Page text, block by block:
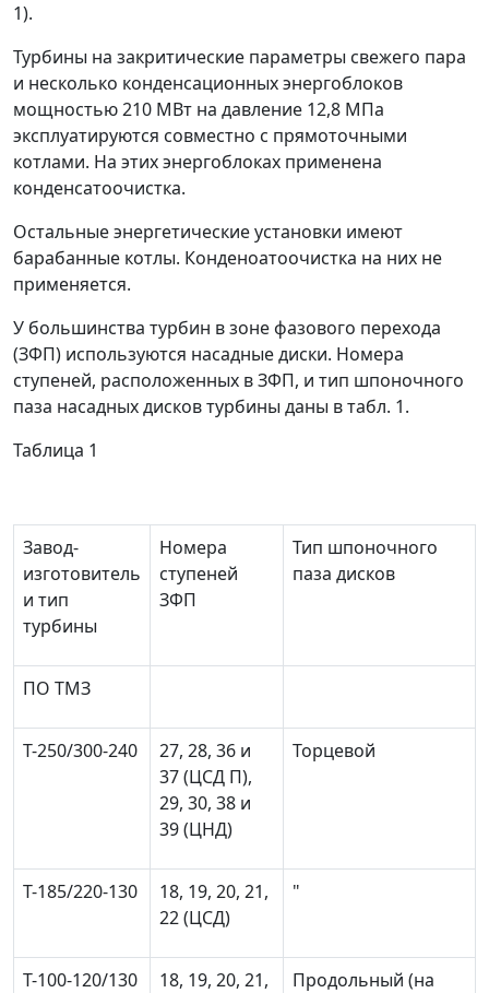
1).
Турбины на закритические параметры свежего пара
и несколько конденсационных энергоблоков
мощностью 210 МВт на давление 12,8 МПа
эксплуатируются совместно с прямоточными
котлами. На этих энергоблоках применена
конденсатоочистка.
Остальные энергетические установки имеют
барабанные котлы. Конденоатоочистка на них не
применяется.
У большинства турбин в зоне фазового перехода
(ЗФП) используются насадные диски. Номера
ступеней, расположенных в ЗФП, и тип шпоночного
паза насадных дисков турбины даны в табл. 1.
Таблица 1
Завод-
изготовитель
и тип
турбины
Номера
ступеней
ЗФП
Тип шпоночного
паза дисков
ПО ТМЗ
Т-250/300-240
27, 28, 36 и
37 (ЦСД П),
29, 30, 38 и
39 (ЦНД)
Торцевой
T-185/220-130
18, 19, 20, 21,
22 (ЦСД)
"
T-100-120/130
18, 19, 20, 21,
Продольный (на